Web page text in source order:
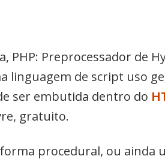
PHP: Preprocessador de
linguagem de script uso
ser embutida dentro do
gratuito.
procedural, ou ainda